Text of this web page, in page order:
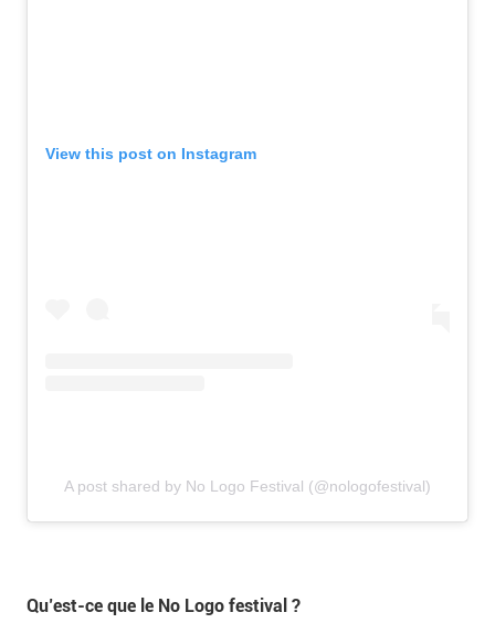
View this post on Instagram
A post shared by No Logo Festival (@nologofestival)
Qu’est-ce que le No Logo festival ?